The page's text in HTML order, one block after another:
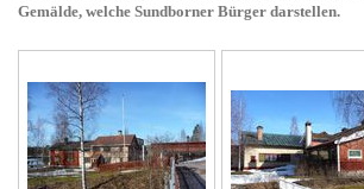
Gemälde, welche Sundborner Bürger darstellen.